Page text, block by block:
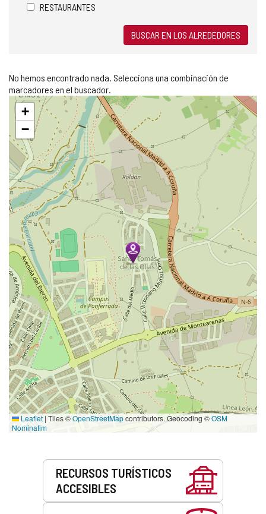
RESTAURANTES
BUSCAR EN LOS ALREDEDORES
No hemos encontrado nada. Selecciona una combinación de
marcadores en el buscador.
Saltar
mapa
+
−
Leaflet | Tiles ©OpenStreetMapcontributors. Geocoding ©OSM
Nominatim
RECURSOS TURÍSTICOS
ACCESIBLES